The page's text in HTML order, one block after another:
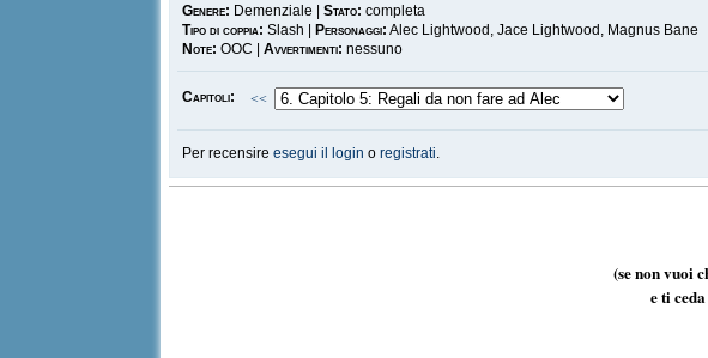
Genere: Demenziale |Stato: completa
Tipo di coppia: Slash | Personaggi: Alec Lightwood, Jace Lightwood, Magnus Bane
Note: OOC |Avvertimenti: nessuno
Capitoli: <<
Per recensireesegui il login oregistrati.
(se non vuoi
e ti